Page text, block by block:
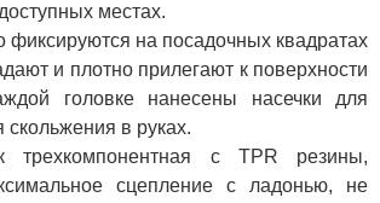
местах.
фиксируются на посадочных квадратах
и плотно прилегают к поверхности
головке нанесены насечки для
в руках.
трехкомпонентная с TPR резины,
сцепление с ладонью, не